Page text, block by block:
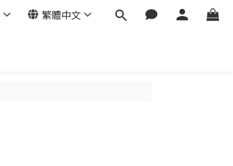
繁體中文